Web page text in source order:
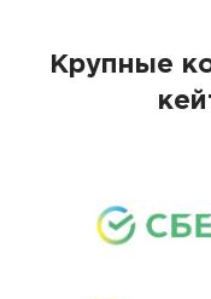
Крупные